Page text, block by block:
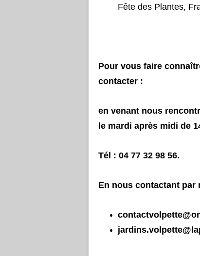
Fête des Plantes,
Pour vous faire
contacter :
en venant nous
le mardi après midi de
Tél : 04 77 32 98 56.
En nous contactant par